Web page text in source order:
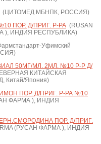
МБНПК, РОССИЯ)
ПОР. Д/ПРИГ. Р-РА(RUSAN
), ИНДИЯ РЕСПУБЛИКА)
Уфимский
50МГ/МЛ. 2МЛ. №10 Р-Р Д/
КИТАЙСКАЯ
Япония)
ПОР. Д/ПРИГ. Р-РА №10
ФАРМА ), ИНДИЯ
ПОР. Д/ПРИГ.
(РУСАН ФАРМА ), ИНДИЯ